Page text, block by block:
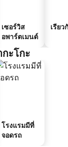
เซอร์วิส
อพาร์ตเมนต์
เรียว
ะโกะ
โรงแรมมีที่
จอดรถ